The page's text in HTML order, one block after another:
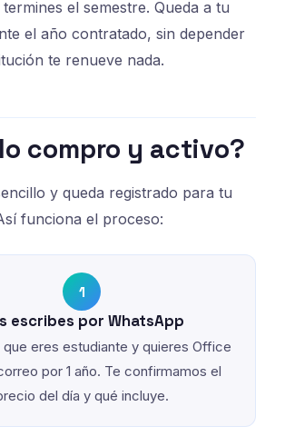
el semestre. Queda a tu
el año contratado, sin depender
te renueve nada.
compro y activo?
y queda registrado para tu
funciona el proceso:
1
escribes por WhatsApp
que eres estudiante y quieres Office
por 1 año. Te confirmamos el
del día y qué incluye.